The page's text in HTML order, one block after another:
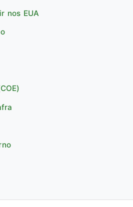
nos EUA